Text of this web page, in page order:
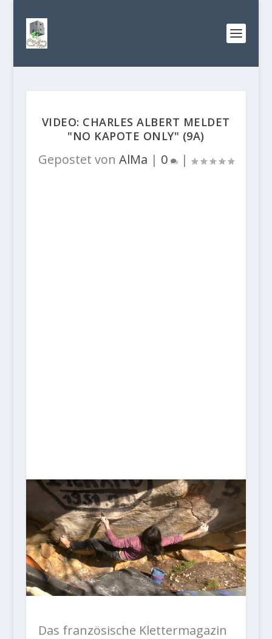
VIDEO: CHARLES ALBERT MELDET
"NO KAPOTE ONLY" (9A)
Gepostet von AlMa | 0 |
Das französische Klettermagazin